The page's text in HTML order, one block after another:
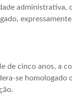
de cinco anos, a
se